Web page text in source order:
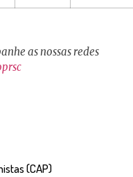
(CAP)
as nossas redes